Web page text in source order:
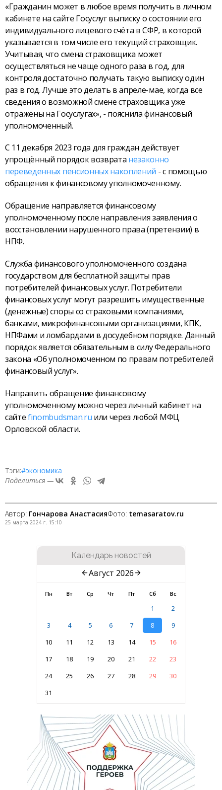
«Гражданин может в любое время получить в личном
кабинете на сайте Госуслуг выписку о состоянии его
индивидуального лицевого счёта в СФР, в которой
указывается в том числе его текущий страховщик.
Учитывая, что смена страховщика может
осуществляться не чаще одного раза в год, для
контроля достаточно получать такую выписку один
раз в год. Лучше это делать в апреле-мае, когда все
сведения о возможной смене страховщика уже
отражены на Госуслугах», - пояснила финансовый
уполномоченный.
С 11 декабря 2023 года для граждан действует
упрощённый порядок возврата незаконно
переведенных пенсионных накоплений - с помощью
обращения к финансовому уполномоченному.
Обращение направляется финансовому
уполномоченному после направления заявления о
восстановлении нарушенного права (претензии) в
НПФ.
Служба финансового уполномоченного создана
государством для бесплатной защиты прав
потребителей финансовых услуг. Потребители
финансовых услуг могут разрешить имущественные
(денежные) споры со страховыми компаниями,
банками, микрофинансовыми организациями, КПК,
НПФами и ломбардами в досудебном порядке. Данный
порядок является обязательным в силу Федерального
закона «Об уполномоченном по правам потребителей
финансовый услуг».
Направить обращение финансовому
уполномоченному можно через личный кабинет на
сайтеfinombudsman.ru или через любой МФЦ
Орловской области.
Тэги:#экономика
Поделиться —
Автор: Гончарова АнастасияФото: temasaratov.ru
25 марта 2024 г. 15:10
Календарь новостей
Август 2026
Пн Вт Ср Чт Пт Сб Вс
1
2
3
4 5 6 7 8
9
10
11 12 13 14 15
16
17
18 19 20 21 22
23
24
25 26 27 28 29
30
31